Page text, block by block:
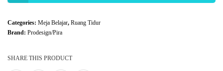
Categories: Meja Belajar, Ruang Tidur
Brand: Prodesign/Pira
SHARE THIS PRODUCT